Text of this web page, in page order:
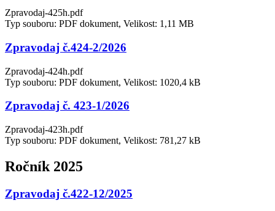
Zpravodaj-425h.pdf
Typ souboru: PDF dokument, Velikost: 1,11 MB
Zpravodaj č.424-2/2026
Zpravodaj-424h.pdf
Typ souboru: PDF dokument, Velikost: 1020,4 kB
Zpravodaj č. 423-1/2026
Zpravodaj-423h.pdf
Typ souboru: PDF dokument, Velikost: 781,27 kB
Ročník 2025
Zpravodaj č.422-12/2025